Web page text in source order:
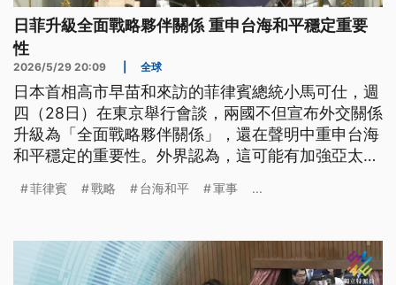
日菲升級全面戰略夥伴關係 重申台海和平穩定重要
性
2026/5/29 20:09 全球
日本首相高市早苗和來訪的菲律賓總統小馬可仕，週
四（28日）在東京舉行會談，兩國不但宣布外交關係
升級為「全面戰略夥伴關係」，還在聲明中重申台海
和平穩定的重要性。外界認為，這可能有加強亞太盟
菲律賓 戰略 台海和平 軍事 ...